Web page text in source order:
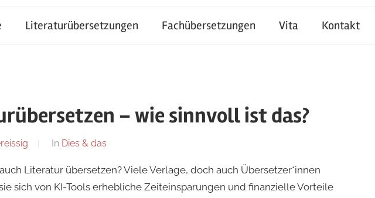
Literaturübersetzungen Fachübersetzungen Vita Kontakt
– wie sinnvoll ist das?
In Dies & das
Literatur übersetzen? Viele Verlage, doch auch Übersetzer*innen
sich von KI-Tools erhebliche Zeiteinsparungen und finanzielle Vorteile